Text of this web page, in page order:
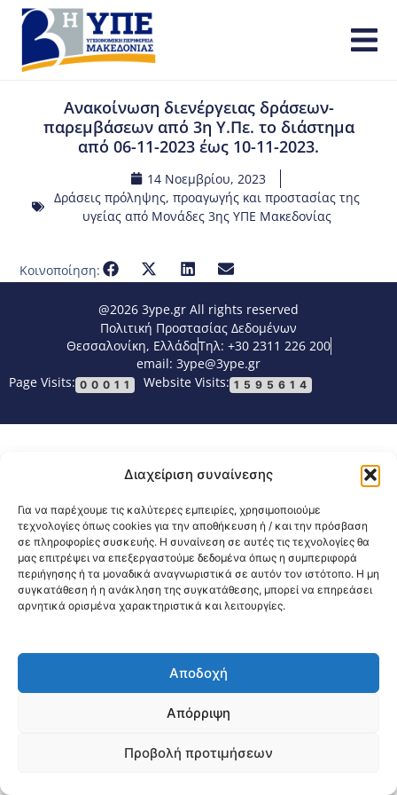
Διαχείριση συναίνεσης
Για να παρέχουμε τις καλύτερες εμπειρίες, χρησιμοποιούμε
τεχνολογίες όπως cookies για την αποθήκευση ή / και την πρόσβαση
σε πληροφορίες συσκευής. Η συναίνεση σε αυτές τις τεχνολογίες θα
μας επιτρέψει να επεξεργαστούμε δεδομένα όπως η συμπεριφορά
περιήγησης ή τα μοναδικά αναγνωριστικά σε αυτόν τον ιστότοπο. Η μη
συγκατάθεση ή η ανάκληση της συγκατάθεσης, μπορεί να επηρεάσει
αρνητικά ορισμένα χαρακτηριστικά και λειτουργίες.
Αποδοχή
Απόρριψη
Προβολή προτιμήσεων
Ανακοίνωση διενέργειας δράσεων-
παρεμβάσεων από 3η Υ.Πε. το διάστημα
από 06-11-2023 έως 10-11-2023.
14 Νοεμβρίου, 2023
Δράσεις πρόληψης, προαγωγής και προστασίας της
υγείας από Μονάδες 3ης ΥΠΕ Μακεδονίας
Κοινοποίηση:
@2026 3ype.gr All rights reserved
Πολιτική Προστασίας Δεδομένων
Θεσσαλονίκη, ΕλλάδαΤηλ: +30 2311 226 200
email: 3ype@3ype.gr
Page Visits: 00011 Website Visits: 1595614